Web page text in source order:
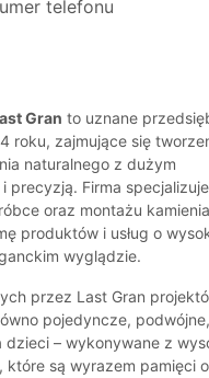
telefonu
Gran to uznane
roku, zajmujące się
naturalnego z dużym
precyzją. Firma
oraz montażu
produktów i usług o
wyglądzie.
przez Last Gran
pojedyncze,
dzieci – wykonywane z
które są wyrazem pamięci